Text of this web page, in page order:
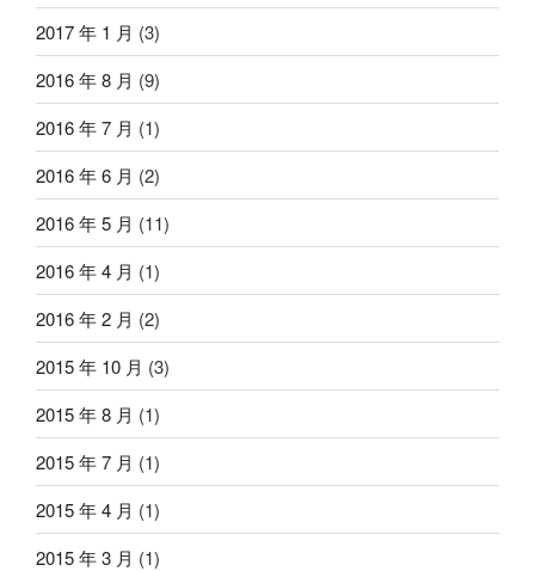
2017 年 1 月 (3)
2016 年 8 月 (9)
2016 年 7 月 (1)
2016 年 6 月 (2)
2016 年 5 月 (11)
2016 年 4 月 (1)
2016 年 2 月 (2)
2015 年 10 月 (3)
2015 年 8 月 (1)
2015 年 7 月 (1)
2015 年 4 月 (1)
2015 年 3 月 (1)